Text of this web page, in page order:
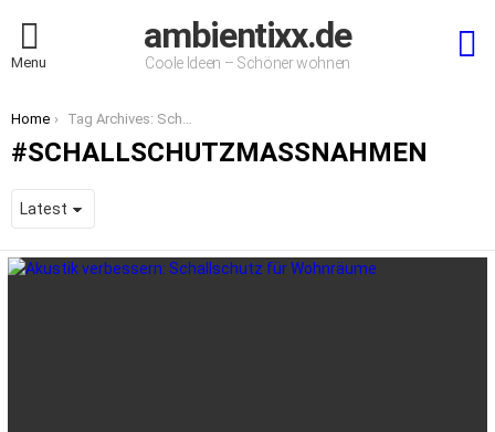
Menu
ambientixx.de
Coole Ideen – Schöner wohnen
You are here:
Home Tag Archives: Schallschutzmaßnahmen
SCHALLSCHUTZMASSNAHMEN